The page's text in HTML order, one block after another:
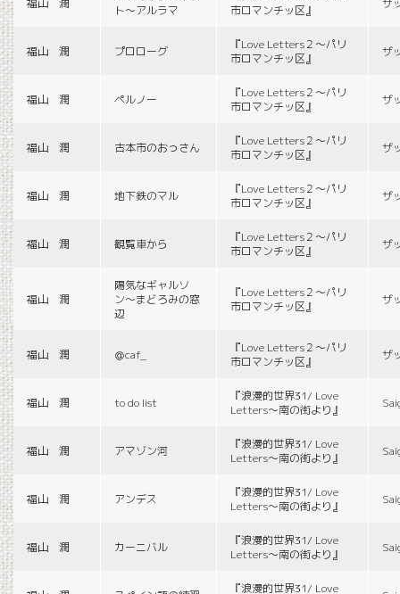
福山 潤
ト〜アルラマ
市ロマンチッ区』
ザ
福山 潤 プロローグ
『Love Letters２〜パリ
市ロマンチッ区』
ザ
福山 潤 ペルノー
『Love Letters２〜パリ
市ロマンチッ区』
ザ
福山 潤 古本市のおっさん
『Love Letters２〜パリ
市ロマンチッ区』
ザ
福山 潤 地下鉄のマル
『Love Letters２〜パリ
市ロマンチッ区』
ザ
福山 潤 観覧車から
『Love Letters２〜パリ
市ロマンチッ区』
ザ
福山 潤
陽気なギャルソ
ン〜まどろみの窓
辺
『Love Letters２〜パリ
市ロマンチッ区』
ザ
福山 潤 ＠caf_
『Love Letters２〜パリ
市ロマンチッ区』
ザ
福山 潤 to do list
『浪漫的世界31/ Love
Letters〜南の街より』
福山 潤 アマゾン河
『浪漫的世界31/ Love
Letters〜南の街より』
福山 潤 アンデス
『浪漫的世界31/ Love
Letters〜南の街より』
福山 潤 カーニバル
『浪漫的世界31/ Love
Letters〜南の街より』
『浪漫的世界31/ Love